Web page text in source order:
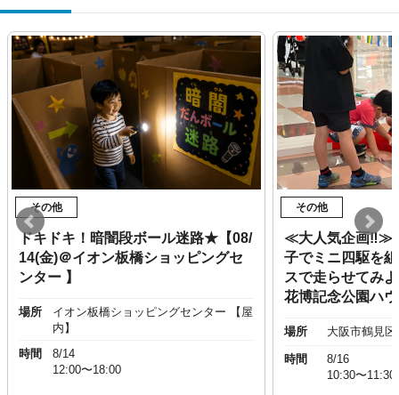
その他
ドキドキ！暗闇段ボール迷路★【08/
14(金)＠イオン板橋ショッピングセ
ンター 】
場所
イオン板橋ショッピングセンター 【屋
内】
時間
8/14
12:00〜18:00
その他
≪大人気企画‼︎≫
子でミニ四駆を
スで走らせてみ
花博記念公園ハ
場所 大阪市鶴見
時間
8/16
10:30〜11:30